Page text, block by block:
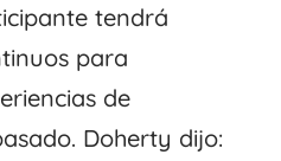
tendrá
para
de
Doherty dijo: